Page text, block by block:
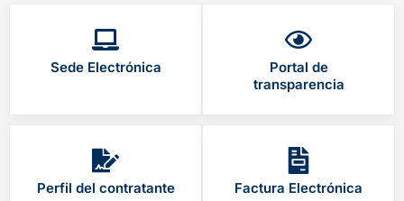
Sede Electrónica
Portal de
transparencia
Perfil del contratante Factura Electrónica